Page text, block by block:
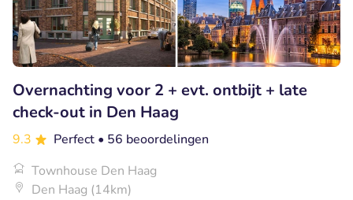
Overnachting voor 2 + evt. ontbijt + late
check-out in Den Haag
9.3 Perfect • 56 beoordelingen
Townhouse Den Haag
Den Haag (14km)